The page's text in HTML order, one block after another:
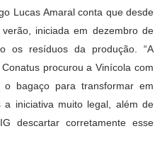
Lucas Amaral conta que desde
iniciada em dezembro de
os resíduos da produção. “A
procurou a Vinícola com
bagaço para transformar em
a iniciativa muito legal, além de
descartar corretamente esse